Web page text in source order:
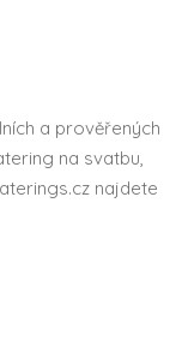
a prověřených
na svatbu,
najdete